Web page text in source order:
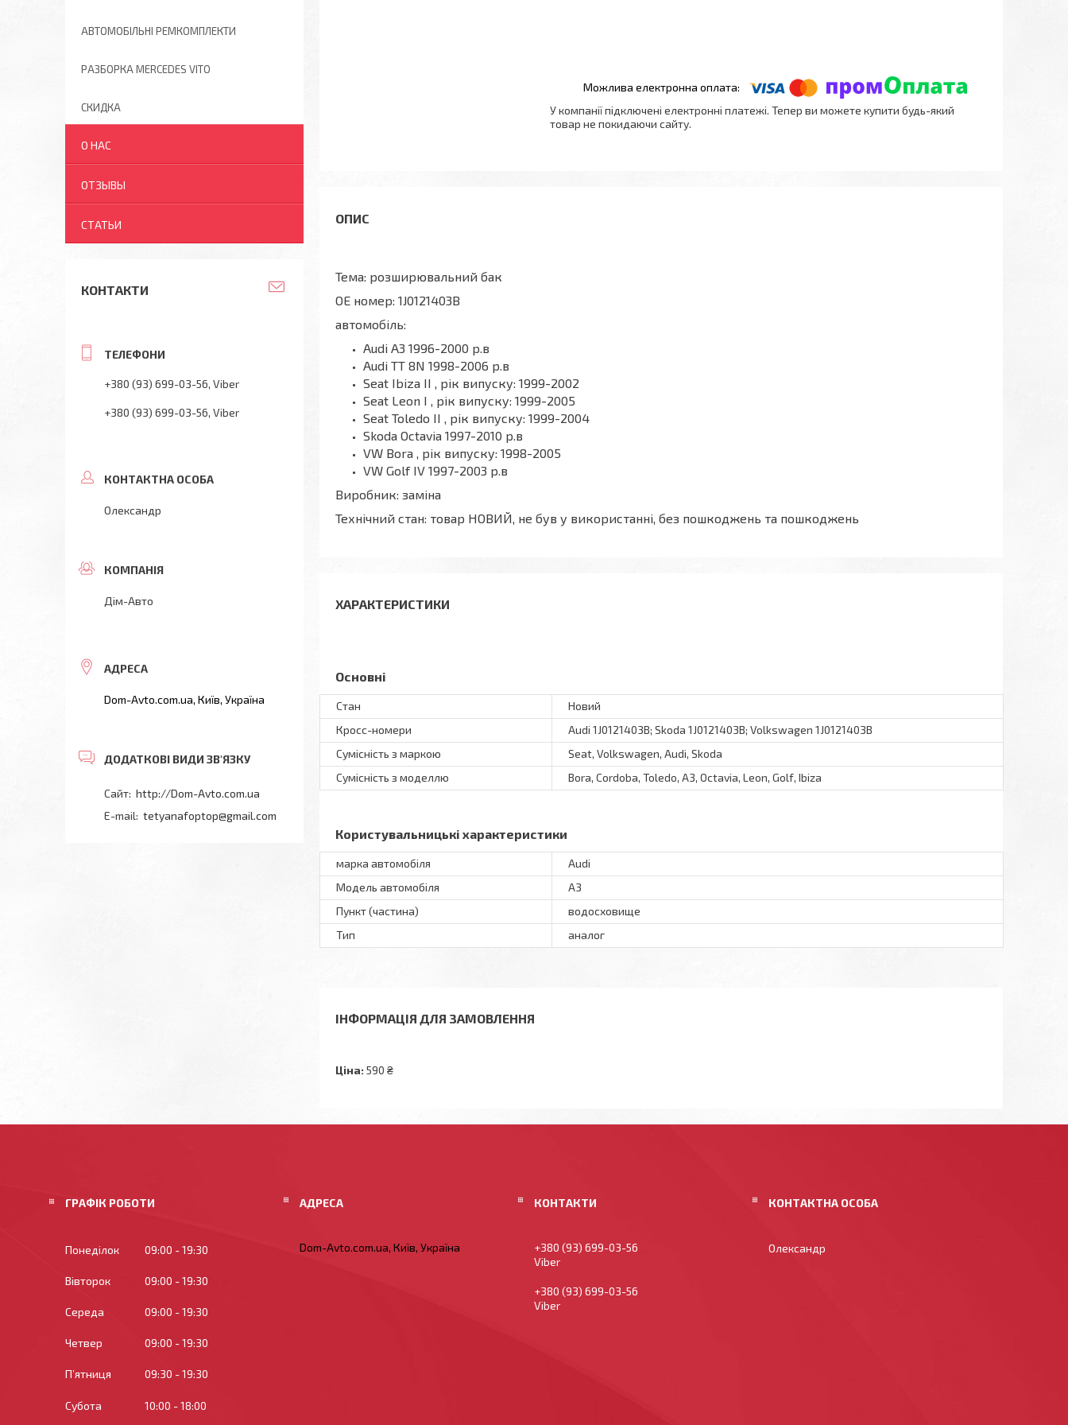
У компанії підключені електронні платежі. Тепер ви можете купити будь-який
товар не покидаючи сайту.
Тема: розширювальний бак
OE номер: 1J0121403B
автомобіль:
Audi A3 1996-2000 р.в
Audi TT 8N 1998-2006 р.в
Seat Ibiza II , рік випуску: 1999-2002
Seat Leon I , рік випуску: 1999-2005
Seat Toledo II , рік випуску: 1999-2004
Skoda Octavia 1997-2010 р.в
VW Bora , рік випуску: 1998-2005
VW Golf IV 1997-2003 р.в
Виробник: заміна
Технічний стан: товар НОВИЙ, не був у використанні, без пошкоджень та пошкоджень
ХАРАКТЕРИСТИКИ
Основні
Стан
Новий
Кросс-номери
Audi 1J0121403B; Skoda 1J0121403B; Volkswagen 1J0121403B
Сумісність з маркою
Seat, Volkswagen, Audi, Skoda
Сумісність з моделлю
Bora, Cordoba, Toledo, A3, Octavia, Leon, Golf, Ibiza
Користувальницькі характеристики
марка автомобіля
Audi
Модель автомобіля
A3
Пункт (частина)
водосховище
Тип
аналог
ІНФОРМАЦІЯ ДЛЯ ЗАМОВЛЕННЯ
Ціна: 590 ₴
АВТОМОБІЛЬНІ РЕМКОМПЛЕКТИ
РАЗБОРКА MERCEDES VITO
СКИДКА
О НАС
ОТЗЫВЫ
СТАТЬИ
КОНТАКТИ
+380 (93) 699-03-56 Viber
+380 (93) 699-03-56 Viber
Олександр
Дім-Авто
Dom-Avto.com.ua, Київ, Україна
http://Dom-Avto.com.ua
tetyanafoptop@gmail.com
ГРАФІК РОБОТИ
Понеділок 09:00 19:30
Вівторок 09:00 19:30
Середа 09:00 19:30
Четвер 09:00 19:30
Пʼятниця 09:30 19:30
Субота 10:00 18:00
Dom-Avto.com.ua, Київ, Україна
+380 (93) 699-03-56
Viber
+380 (93) 699-03-56
Viber
Олександр